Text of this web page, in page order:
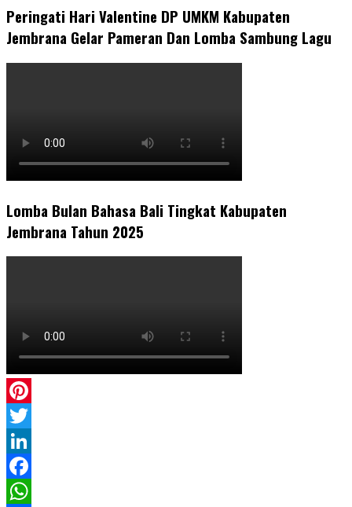
Peringati Hari Valentine DP UMKM Kabupaten
Jembrana Gelar Pameran Dan Lomba Sambung Lagu
Lomba Bulan Bahasa Bali Tingkat Kabupaten
Jembrana Tahun 2025
Pinterest
Twitter
LinkedIn
Facebook